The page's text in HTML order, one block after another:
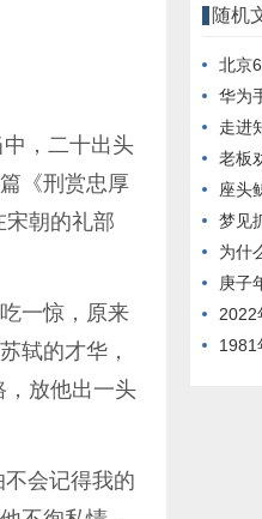
，二十出头
《刑赏忠厚
宋朝的礼部
一惊，原来
轼的才华，
，放他出一头
会记得我的
随机
北京690
华为手机官
走进
老板劝顾
座头鲸
梦见抓
为什
庚子
2022年
1981年属